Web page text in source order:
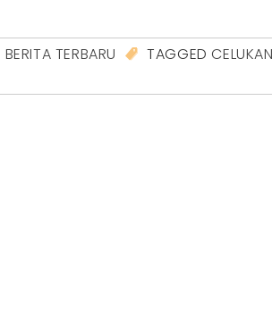
BERITA TERBARU TAGGED